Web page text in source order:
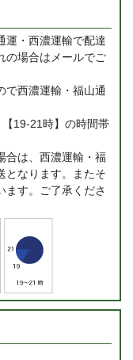
運・西濃運輸で配達
の場合はメールでご
西濃運輸・福山通
19-21時】の時間帯
合は、西濃運輸・福
となります。またそ
ます。ご了承くださ